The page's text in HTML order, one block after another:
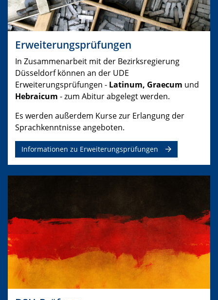
Erweiterungsprüfungen
In Zusammenarbeit mit der Bezirksregierung
Düsseldorf können an der UDE
Erweiterungsprüfungen - Latinum, Graecum und
Hebraicum - zum Abitur abgelegt werden.
Es werden außerdem Kurse zur Erlangung der
Sprachkenntnisse angeboten.
Informationen zu Erweiterungsprüfungen